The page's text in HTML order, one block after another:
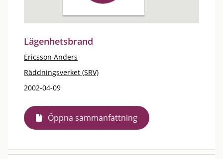
Lägenhetsbrand
Ericsson Anders
Räddningsverket (SRV)
2002-04-09
Öppna sammanfattning